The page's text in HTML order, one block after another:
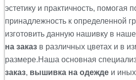
эстетику и практичность, помогая
принадлежность к определенной
изготовить данную нашивку в
на заказ в различных цветах и в
размере.Наша основная
заказ, вышивка на одежде и